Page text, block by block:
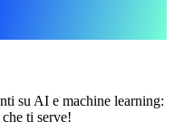
su AI e machine learning:
ti serve!